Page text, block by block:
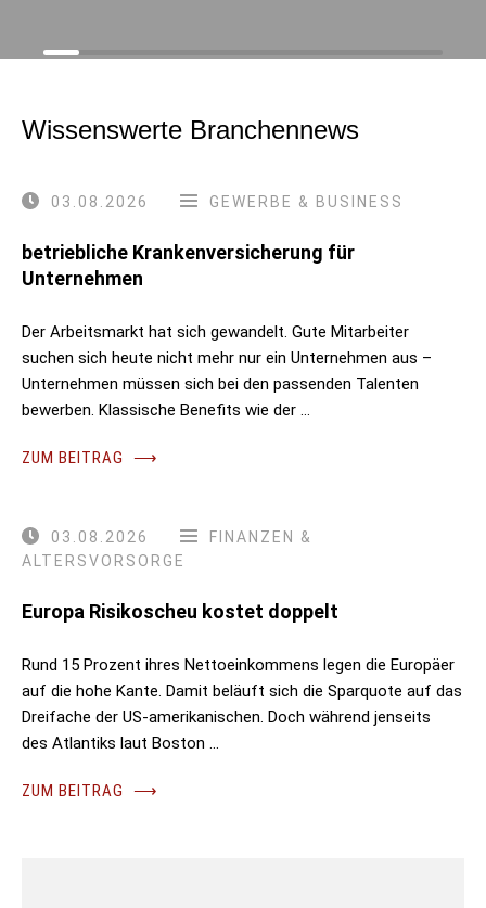
Wissenswerte Branchennews
03.08.2026 GEWERBE & BUSINESS
betriebliche Krankenversicherung für
Unternehmen
Der Arbeitsmarkt hat sich gewandelt. Gute Mitarbeiter
suchen sich heute nicht mehr nur ein Unternehmen aus –
Unternehmen müssen sich bei den passenden Talenten
bewerben. Klassische Benefits wie der …
ZUM BEITRAG ⟶
03.08.2026
FINANZEN &
ALTERSVORSORGE
Europa Risikoscheu kostet doppelt
Rund 15 Prozent ihres Nettoeinkommens legen die Europäer
auf die hohe Kante. Damit beläuft sich die Sparquote auf das
Dreifache der US-amerikanischen. Doch während jenseits
des Atlantiks laut Boston …
ZUM BEITRAG ⟶